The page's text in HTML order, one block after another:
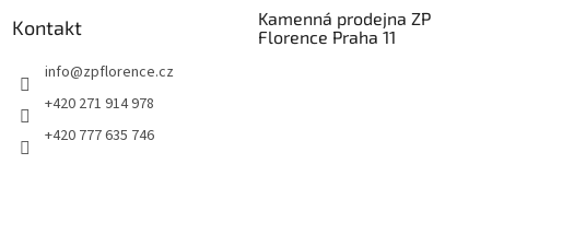
Kontakt
info@zpflorence.cz
+420 271 914 978
+420 777 635 746
Kamenná prodejna ZP
Florence Praha 11